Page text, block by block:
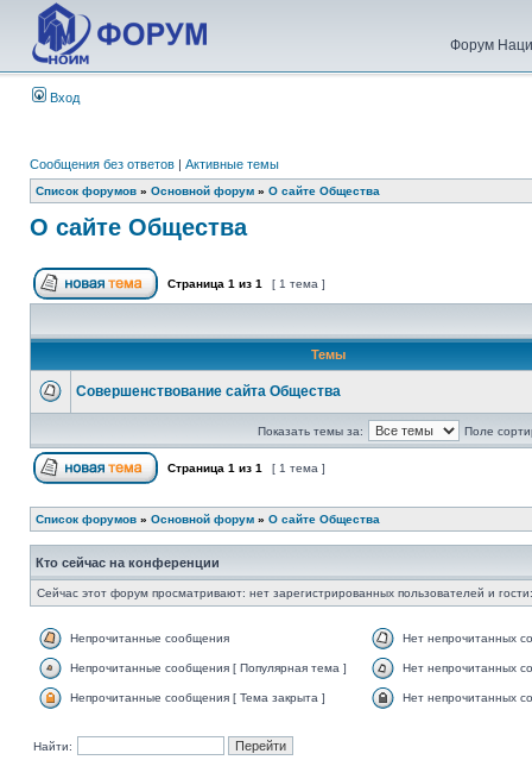
Форум
Вход
Сообщения без ответов | Активные темы
Список форумов » Основной форум » О сайте Общества
О сайте Общества
Страница 1 из 1 [ 1 тема ]
Темы
Совершенствование сайта Общества
Показать темы за: Поле
Страница 1 из 1 [ 1 тема ]
Список форумов » Основной форум » О сайте Общества
Кто сейчас на конференции
Сейчас этот форум просматривают: нет зарегистрированных пользователей и
Непрочитанные сообщения Нет непрочитанных
Непрочитанные сообщения [ Популярная тема ] Нет непрочитанных
Непрочитанные сообщения [ Тема закрыта ] Нет непрочитанных
Найти: